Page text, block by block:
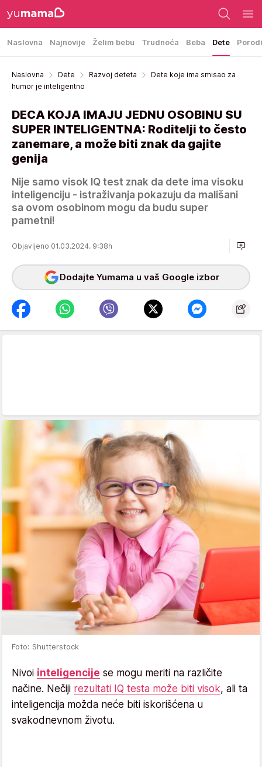
Naslovna Najnovije Želim bebu Trudnoća Beba Dete
Naslovna Dete Razvoj deteta
Dete koje ima smisao za
humor je inteligentno
DECA KOJA IMAJU JEDNU OSOBINU SU
SUPER INTELIGENTNA: Roditelji to često
zanemare, a može biti znak da gajite
genija
Nije samo visok IQ test znak da dete ima visoku
inteligenciju - istraživanja pokazuju da mališani
sa ovom osobinom mogu da budu super
pametni!
Objavljeno 01.03.2024. 9:38h
Dodajte Yumama u vaš Google izbor
Foto: Shutterstock
Nivoi inteligencije se mogu meriti na različite
načine. Nečiji rezultati IQ testa može biti visok, ali ta
inteligencija možda neće biti iskorišćena u
svakodnevnom životu.